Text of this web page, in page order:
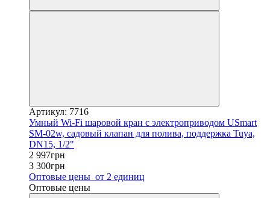
Артикул: 7716
Умный Wi-Fi шаровой кран с электроприводом USmart
SM-02w, садовый клапан для полива, поддержка Tuya,
DN15, 1/2"
2 997грн
3 300грн
Оптовые цены от 2 единиц
Оптовые цены